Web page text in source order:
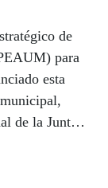
de
para
esta
de la Junta